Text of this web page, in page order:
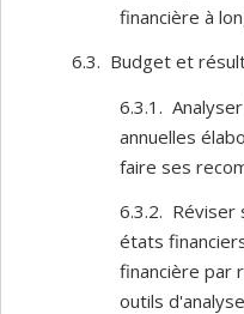
financière à
6.3. Budget et
6.3.1.
annuelles
faire ses
6.3.2. Réviser
états
financière par
outils